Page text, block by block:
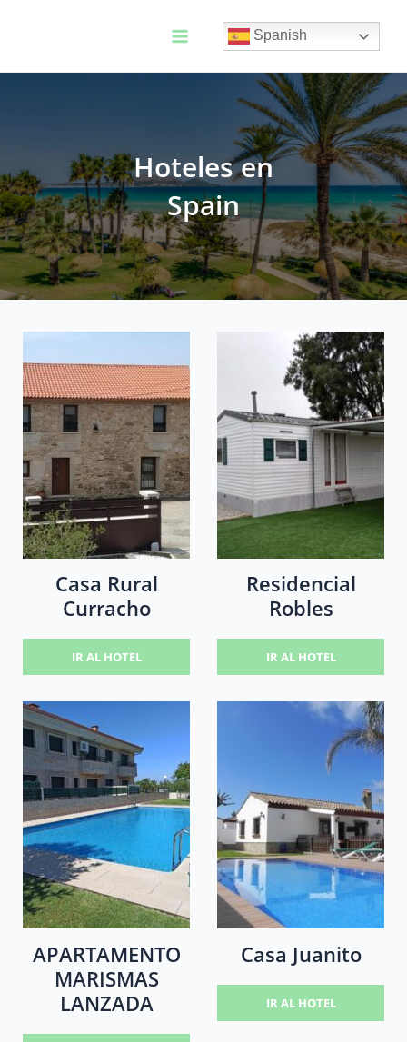
Main
Spanish
Hoteles en
Spain
Casa Rural
Curracho
IR AL HOTEL
Residencial
Robles
IR AL HOTEL
APARTAMENTO
MARISMAS
LANZADA
Casa Juanito
IR AL HOTEL